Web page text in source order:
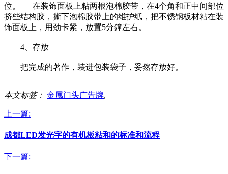
位。 在装饰面板上粘两根泡棉胶带，在4个角和正中间部位
挤些结构胶，撕下泡棉胶带上的维护纸，把不锈钢板材粘在装
饰面板上，用劲卡紧，放置5分鐘左右。
4、存放
把完成的著作，装进包装袋子，妥然存放好。
本文标签： 金属门头广告牌,
上一篇:
成都LED发光字的有机板粘和的标准和流程
下一篇: